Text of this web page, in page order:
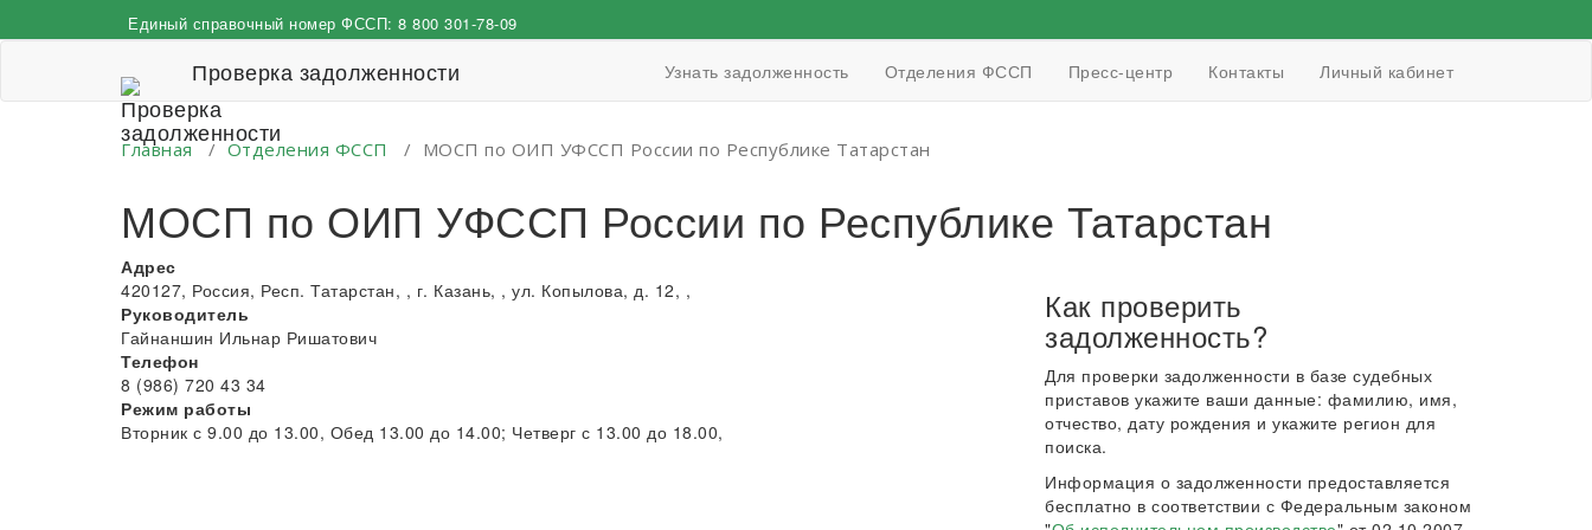
к
Единый справочный номер ФССП: 8 800 301-78-09
Проверка задолженности Узнать задолженность Отделения ФССП Пресс-центр Контакты Личный кабинет
Главная / Отделения ФССП / МОСП по ОИП УФССП России по Республике Татарстан
МОСП по ОИП УФССП России по Республике Татарстан
Адрес
420127, Россия, Респ. Татарстан, , г. Казань, , ул. Копылова, д. 12, ,
Руководитель
Гайнаншин Ильнар Ришатович
Телефон
8 (986) 720 43 34
Режим работы
Вторник с 9.00 до 13.00, Обед 13.00 до 14.00; Четверг с 13.00 до 18.00,
Как проверить
задолженность?
Для проверки задолженности в базе судебных
приставов укажите ваши данные: фамилию, имя,
отчество, дату рождения и укажите регион для
поиска.
Информация о задолженности предоставляется
бесплатно в соответствии с Федеральным законом